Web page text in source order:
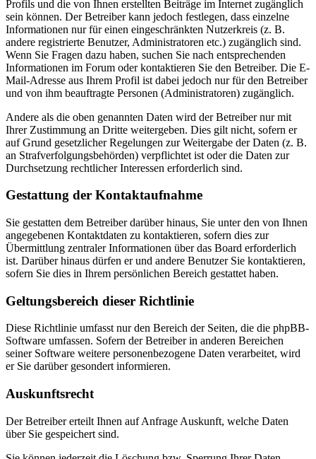
Profils und die von Ihnen erstellten Beiträge im Internet zugänglich
sein können. Der Betreiber kann jedoch festlegen, dass einzelne
Informationen nur für einen eingeschränkten Nutzerkreis (z. B.
andere registrierte Benutzer, Administratoren etc.) zugänglich sind.
Wenn Sie Fragen dazu haben, suchen Sie nach entsprechenden
Informationen im Forum oder kontaktieren Sie den Betreiber. Die E-
Mail-Adresse aus Ihrem Profil ist dabei jedoch nur für den Betreiber
und von ihm beauftragte Personen (Administratoren) zugänglich.
Andere als die oben genannten Daten wird der Betreiber nur mit
Ihrer Zustimmung an Dritte weitergeben. Dies gilt nicht, sofern er
auf Grund gesetzlicher Regelungen zur Weitergabe der Daten (z. B.
an Strafverfolgungsbehörden) verpflichtet ist oder die Daten zur
Durchsetzung rechtlicher Interessen erforderlich sind.
Gestattung der Kontaktaufnahme
Sie gestatten dem Betreiber darüber hinaus, Sie unter den von Ihnen
angegebenen Kontaktdaten zu kontaktieren, sofern dies zur
Übermittlung zentraler Informationen über das Board erforderlich
ist. Darüber hinaus dürfen er und andere Benutzer Sie kontaktieren,
sofern Sie dies in Ihrem persönlichen Bereich gestattet haben.
Geltungsbereich dieser Richtlinie
Diese Richtlinie umfasst nur den Bereich der Seiten, die die phpBB-
Software umfassen. Sofern der Betreiber in anderen Bereichen
seiner Software weitere personenbezogene Daten verarbeitet, wird
er Sie darüber gesondert informieren.
Auskunftsrecht
Der Betreiber erteilt Ihnen auf Anfrage Auskunft, welche Daten
über Sie gespeichert sind.